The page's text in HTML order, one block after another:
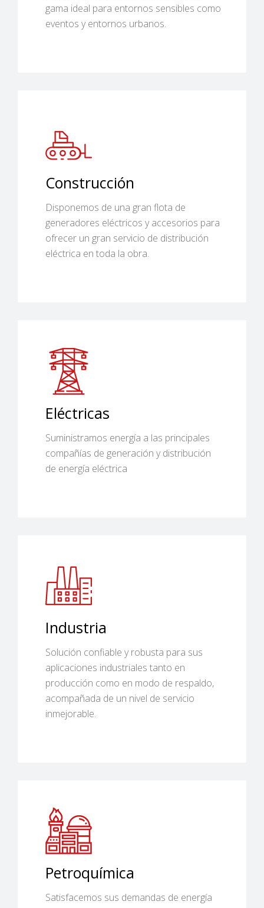
gama ideal para entornos sensibles como
eventos y entornos urbanos.
Construcción
Disponemos de una gran flota de
generadores eléctricos y accesorios para
ofrecer un gran servicio de distribución
eléctrica en toda la obra.
Eléctricas
Suministramos energía a las principales
compañías de generación y distribución
de energía eléctrica
Industria
Solución confiable y robusta para sus
aplicaciones industriales tanto en
producción como en modo de respaldo,
acompañada de un nivel de servicio
inmejorable.
Petroquímica
Satisfacemos sus demandas de energía